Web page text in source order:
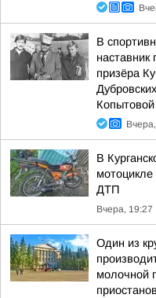
В
призёра
Копытовой
В
ДТП
Вчера, 19:27
Один из
молочной